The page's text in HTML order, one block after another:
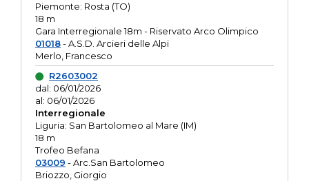
Piemonte: Rosta (TO)
18 m
Gara Interregionale 18m - Riservato Arco Olimpico
01018- A.S.D. Arcieri delle Alpi
Merlo, Francesco
R2603002
dal: 06/01/2026
al: 06/01/2026
Interregionale
Liguria: San Bartolomeo al Mare (IM)
18 m
Trofeo Befana
03009 - Arc.San Bartolomeo
Briozzo, Giorgio